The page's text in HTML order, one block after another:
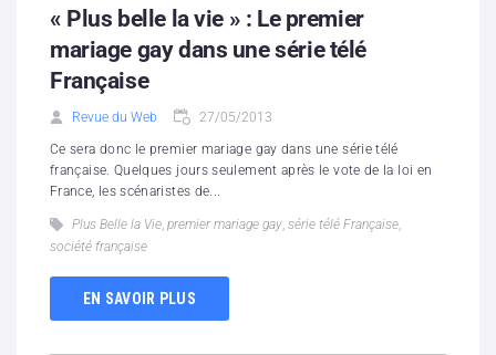
« Plus belle la vie » : Le premier
mariage gay dans une série télé
Française
Revue du Web 27/05/2013
Ce sera donc le premier mariage gay dans une série télé
française. Quelques jours seulement après le vote de la loi en
France, les scénaristes de...
Plus Belle la Vie, premier mariage gay, série télé Française,
société française
EN SAVOIR PLUS